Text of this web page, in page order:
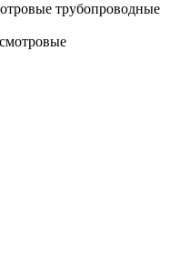
трубопроводные